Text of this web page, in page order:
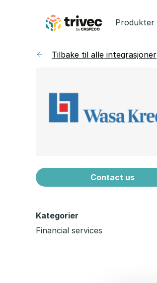
Produkter
Tilbake til alle integrasjoner
Contact us
Kategorier
Financial services